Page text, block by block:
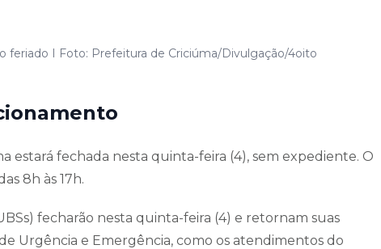
feriado I Foto: Prefeitura de Criciúma/Divulgação/4oito
estará fechada nesta quinta-feira (4), sem expediente. O
8h às 17h.
fecharão nesta quinta-feira (4) e retornam suas
Urgência e Emergência, como os atendimentos do